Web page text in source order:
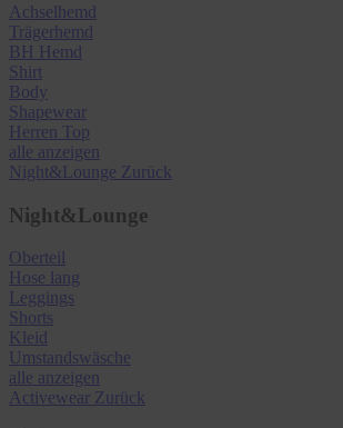
Achselhemd
Trägerhemd
BH Hemd
Shirt
Body
Shapewear
Herren Top
alle anzeigen
Night&Lounge Zurück
Night&Lounge
Oberteil
Hose lang
Leggings
Shorts
Kleid
Umstandswäsche
alle anzeigen
Activewear Zurück